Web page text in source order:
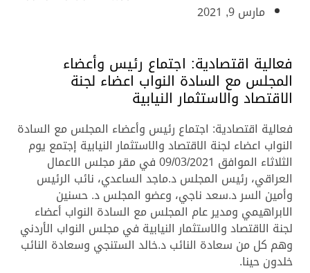
مارس 9, 2021
فعالية اقتصادية: اجتماع رئيس وأعضاء
المجلس مع السادة النواب اعضاء لجنة
الاقتصاد والاستثمار النيابية
فعالية اقتصادية: اجتماع رئيس وأعضاء المجلس مع السادة
النواب اعضاء لجنة الاقتصاد والاستثمار النيابية إجتمع يوم
الثلاثاء الموافق 09/03/2021 في مقر مجلس الاعمال
العراقي، رئيس المجلس د.ماجد الساعدي، نائب الرئيس
وأمين السر د.سعد ناجي، وعضو المجلس د. حسنين
الابراهيمي ومدير عام المجلس مع السادة النواب أعضاء
لجنة الاقتصاد والاستثمار النيابية في مجلس النواب الأردني
وهم كل من سعادة النائب د.خالد الستنجي وسعادة النائب
خلدون حينا.